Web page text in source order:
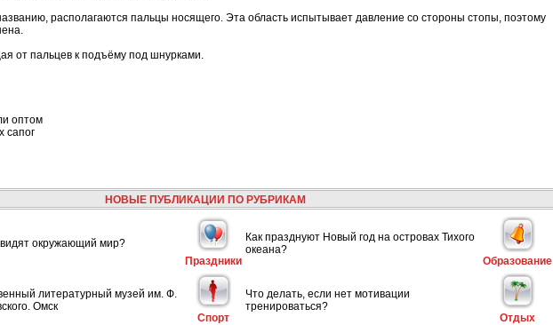
располагаются пальцы носящего. Эта область испытывает давление со стороны стопы, поэтому
от пальцев к подъёму под шнурками.
оптом
сапог
НОВЫЕ ПУБЛИКАЦИИ ПО РУБРИКАМ
окружающий мир?
Праздники
Как празднуют Новый год на островах Тихого
океана?
Образование
литературный музей им. Ф.
Омск
Спорт
Что делать, если нет мотивации
тренироваться?
Отдых